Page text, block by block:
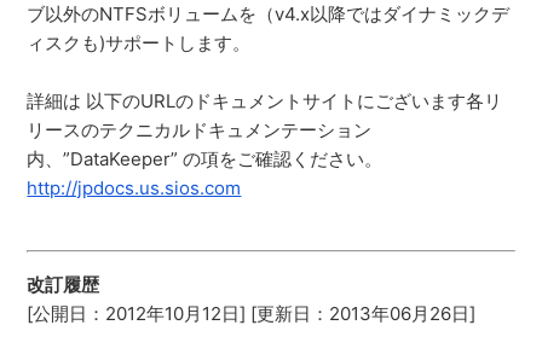
ブ以外のNTFSボリュームを（v4.x以降ではダイナミックデ
ィスクも)サポートします。
詳細は 以下のURLのドキュメントサイトにございます各リ
リースのテクニカルドキュメンテーション
内、”DataKeeper” の項をご確認ください。
http://jpdocs.us.sios.com
改訂履歴
[公開日：2012年10月12日] [更新日：2013年06月26日]